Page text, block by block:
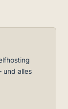
und alles